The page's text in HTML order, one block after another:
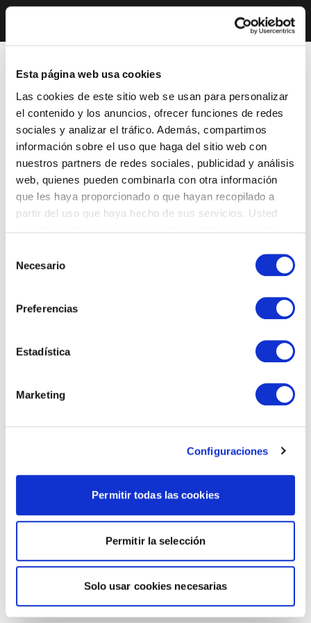
Esta página web usa cookies
Las cookies de este sitio web se usan para personalizar
el contenido y los anuncios, ofrecer funciones de redes
sociales y analizar el tráfico. Además, compartimos
información sobre el uso que haga del sitio web con
nuestros partners de redes sociales, publicidad y análisis
web, quienes pueden combinarla con otra información
que les haya proporcionado o que hayan recopilado a
partir del uso que haya hecho de sus servicios. Usted
Necesario
Preferencias
Estadística
Marketing
Configuraciones
Permitir todas las cookies
Permitir la selección
Solo usar cookies necesarias